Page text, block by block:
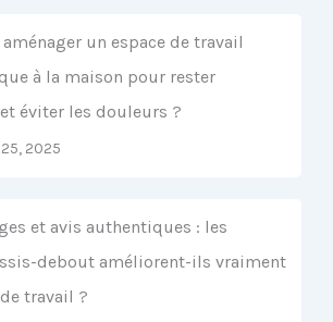
un espace de travail
à la maison pour rester
éviter les douleurs ?
2025
et avis authentiques : les
debout améliorent-ils vraiment
travail ?